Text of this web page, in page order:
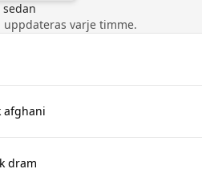
varje timme.
afghani
dram